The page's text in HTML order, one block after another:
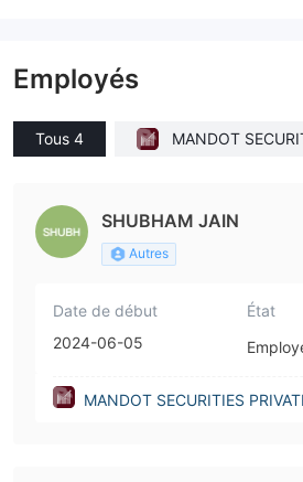
Employés
Tous 4
MANDOT
SHUBHAM JAIN
Autres
Date de début
2024-06-05
État
MANDOT SECURITIES